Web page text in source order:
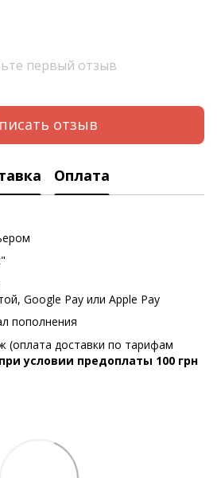
первый отзыв
отзыв
Оплата
Google Pay или Apple Pay
пополнения
(оплата доставки по тарифам
при условии предоплаты 100 грн